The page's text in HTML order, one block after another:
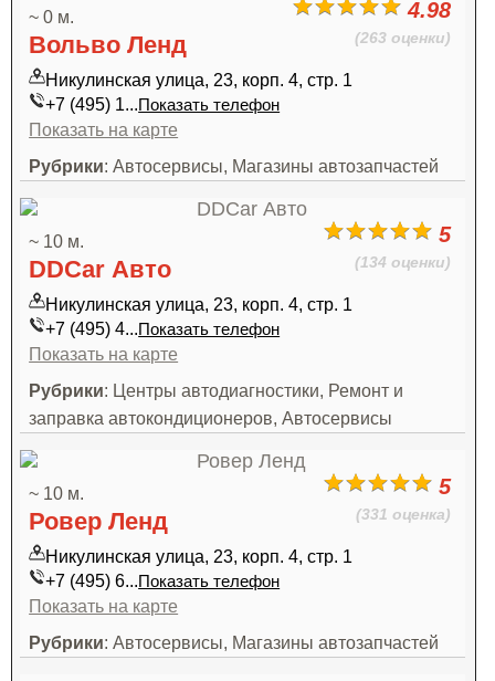
4.98
(263 оценки)
~ 0 м.
Вольво Ленд
Никулинская улица, 23, корп. 4, стр. 1
+7 (495) 1...Показать телефон
Показать на карте
Рубрики: Автосервисы, Магазины автозапчастей
5
(134 оценки)
~ 10 м.
DDCar Авто
Никулинская улица, 23, корп. 4, стр. 1
+7 (495) 4...Показать телефон
Показать на карте
Рубрики: Центры автодиагностики, Ремонт и
заправка автокондиционеров, Автосервисы
5
(331 оценка)
~ 10 м.
Ровер Ленд
Никулинская улица, 23, корп. 4, стр. 1
+7 (495) 6...Показать телефон
Показать на карте
Рубрики: Автосервисы, Магазины автозапчастей